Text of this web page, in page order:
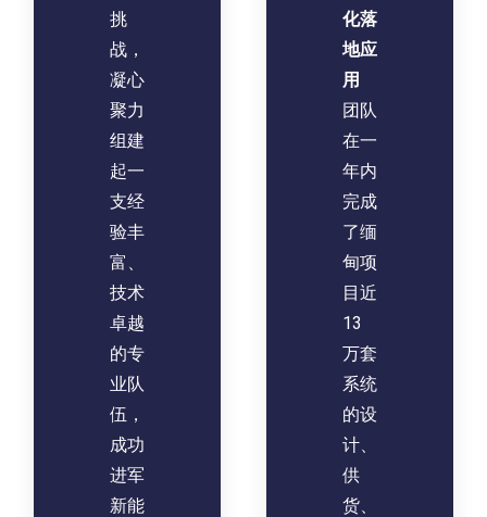
挑
战，
凝心
聚力
组建
起一
支经
验丰
富、
技术
卓越
的专
业队
伍，
成功
进军
新能
化落
地应
用
团队
在一
年内
完成
了缅
甸项
目近
13
万套
系统
的设
计、
供
货、